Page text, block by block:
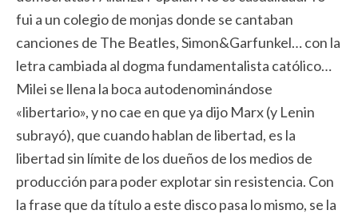
fui a un colegio de monjas donde se cantaban
canciones de The Beatles, Simon&Garfunkel… con la
letra cambiada al dogma fundamentalista católico…
Milei se llena la boca autodenominándose
«libertario», y no cae en que ya dijo Marx (y Lenin
subrayó), que cuando hablan de libertad, es la
libertad sin límite de los dueños de los medios de
producción para poder explotar sin resistencia. Con
la frase que da título a este disco pasa lo mismo, se la